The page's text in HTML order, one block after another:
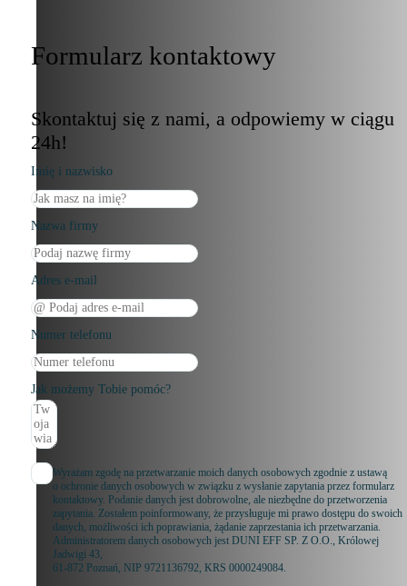
Formularz kontaktowy
Skontaktuj się z nami, a odpowiemy w ciągu
24h!
Imię i nazwisko
Nazwa firmy
Adres e-mail
Numer telefonu
Jak możemy Tobie pomóc?
Wyrażam zgodę na przetwarzanie moich danych osobowych zgodnie z ustawą
o ochronie danych osobowych w związku z wysłanie zapytania przez formularz
kontaktowy. Podanie danych jest dobrowolne, ale niezbędne do przetworzenia
zapytania. Zostałem poinformowany, że przysługuje mi prawo dostępu do swoich
danych, możliwości ich poprawiania, żądanie zaprzestania ich przetwarzania.
Administratorem danych osobowych jest DUNI EFF SP. Z O.O., Królowej
Jadwigi 43,
61-872 Poznań, NIP 9721136792, KRS 0000249084.